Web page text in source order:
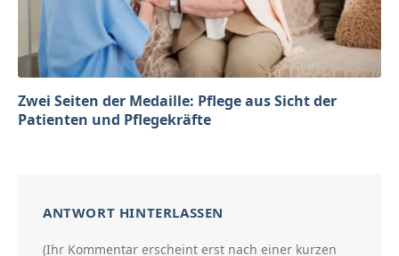
Zwei Seiten der Medaille: Pflege aus Sicht der
Patienten und Pflegekräfte
ANTWORT HINTERLASSEN
(Ihr Kommentar erscheint erst nach einer kurzen